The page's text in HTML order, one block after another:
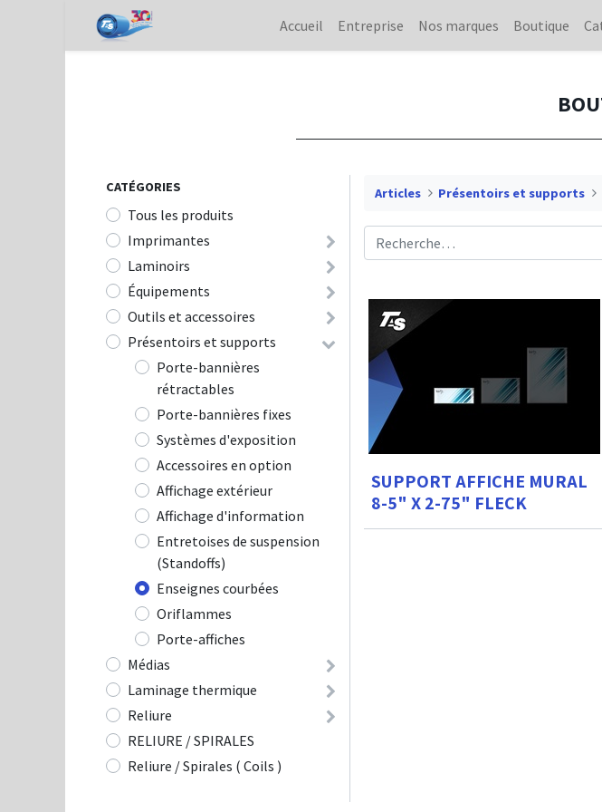
Accueil Entreprise Nos marques Boutique
CATÉGORIES
Tous les produits
Imprimantes
Laminoirs
Équipements
Outils et accessoires
Présentoirs et supports
Porte-bannières
rétractables
Porte-bannières fixes
Systèmes d'exposition
Accessoires en option
Affichage extérieur
Affichage d'information
Entretoises de suspension
(Standoffs)
Enseignes courbées
Oriflammes
Porte-affiches
Médias
Laminage thermique
Reliure
RELIURE / SPIRALES
Reliure / Spirales ( Coils )
Articles Présentoirs et supports
SUPPORT AFFICHE MURAL
8-5" X 2-75" FLECK